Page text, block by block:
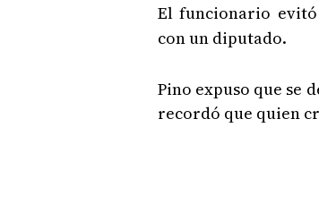
El funcionario
con un diputado.
Pino expuso que se
recordó que quien